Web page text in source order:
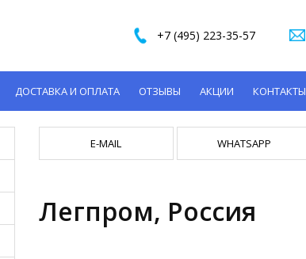
+7 (495) 223-35-57
ДОСТАВКА И ОПЛАТА ОТЗЫВЫ АКЦИИ КОНТАКТЫ
E-MAIL WHATSAPP
Легпром, Россия